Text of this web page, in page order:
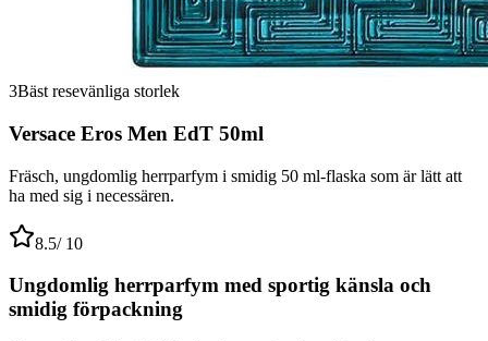
3Bäst resevänliga storlek
Versace Eros Men EdT 50ml
Fräsch, ungdomlig herrparfym i smidig 50 ml-flaska som är lätt att
ha med sig i necessären.
8.5/ 10
Ungdomlig herrparfym med sportig känsla och
smidig förpackning